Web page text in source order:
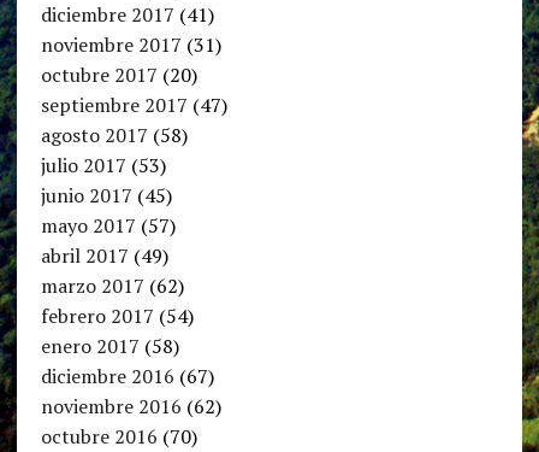
diciembre 2017 (41)
noviembre 2017 (31)
octubre 2017 (20)
septiembre 2017 (47)
agosto 2017 (58)
julio 2017 (53)
junio 2017 (45)
mayo 2017 (57)
abril 2017 (49)
marzo 2017 (62)
febrero 2017 (54)
enero 2017 (58)
diciembre 2016 (67)
noviembre 2016 (62)
octubre 2016 (70)